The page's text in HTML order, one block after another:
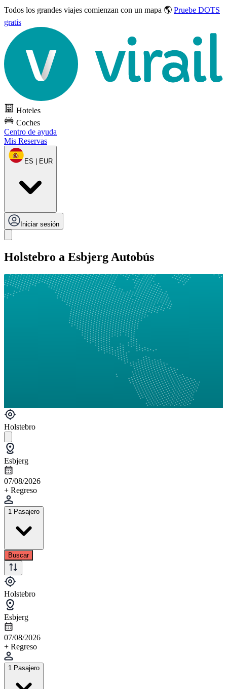
Todos los grandes viajes comienzan con un mapa 🌎 Pruebe DOTS
gratis
Hoteles
Coches
Centro de ayuda
Mis Reservas
ES | EUR
Iniciar sesión
Holstebro a Esbjerg Autobús
Holstebro
Esbjerg
07/08/2026
+ Regreso
1 Pasajero
Buscar
Holstebro
Esbjerg
07/08/2026
+ Regreso
1 Pasajero